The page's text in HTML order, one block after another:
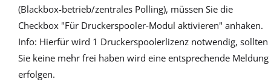
(Blackbox-betrieb/zentrales Polling), müssen Sie die
Checkbox "Für Druckerspooler-Modul aktivieren" anhaken.
Info: Hierfür wird 1 Druckerspoolerlizenz notwendig, sollten
Sie keine mehr frei haben wird eine entsprechende Meldung
erfolgen.